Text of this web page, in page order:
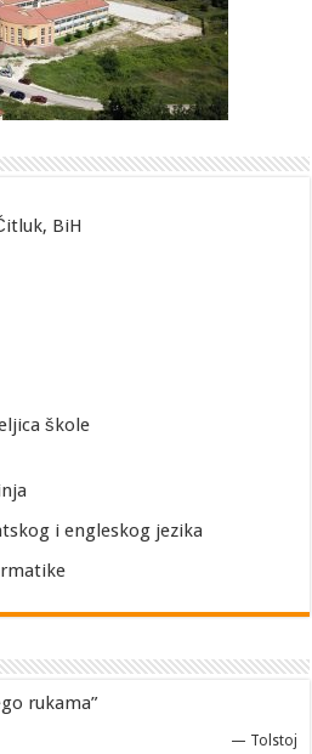
BiH
škole
i engleskog jezika
rukama”
— Tolstoj